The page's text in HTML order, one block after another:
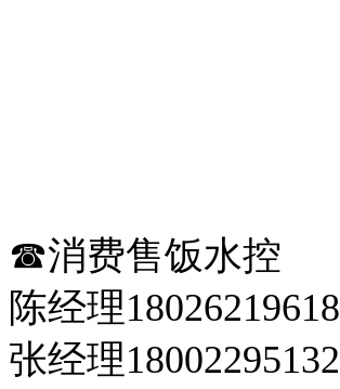
☎消费售饭水控
陈经理18026219618
张经理18002295132